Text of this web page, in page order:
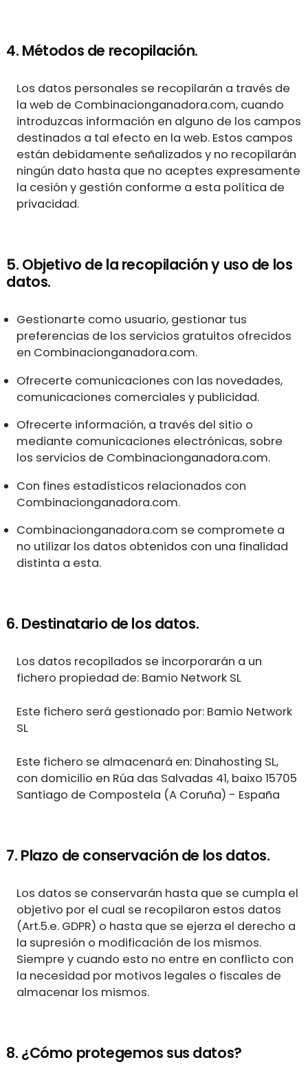
4. Métodos de recopilación.
Los datos personales se recopilarán a través de
la web de Combinacionganadora.com, cuando
introduzcas información en alguno de los campos
destinados a tal efecto en la web. Estos campos
están debidamente señalizados y no recopilarán
ningún dato hasta que no aceptes expresamente
la cesión y gestión conforme a esta política de
privacidad.
5. Objetivo de la recopilación y uso de los
datos.
Gestionarte como usuario, gestionar tus
preferencias de los servicios gratuitos ofrecidos
en Combinacionganadora.com.
Ofrecerte comunicaciones con las novedades,
comunicaciones comerciales y publicidad.
Ofrecerte información, a través del sitio o
mediante comunicaciones electrónicas, sobre
los servicios de Combinacionganadora.com.
Con fines estadísticos relacionados con
Combinacionganadora.com.
Combinacionganadora.com se compromete a
no utilizar los datos obtenidos con una finalidad
distinta a esta.
6. Destinatario de los datos.
Los datos recopilados se incorporarán a un
fichero propiedad de: Bamio Network SL
Este fichero será gestionado por: Bamio Network
SL
Este fichero se almacenará en: Dinahosting SL,
con domicilio en Rúa das Salvadas 41, baixo 15705
Santiago de Compostela (A Coruña) - España
7. Plazo de conservación de los datos.
Los datos se conservarán hasta que se cumpla el
objetivo por el cual se recopilaron estos datos
(Art.5.e. GDPR) o hasta que se ejerza el derecho a
la supresión o modificación de los mismos.
Siempre y cuando esto no entre en conflicto con
la necesidad por motivos legales o fiscales de
almacenar los mismos.
8. ¿Cómo protegemos sus datos?